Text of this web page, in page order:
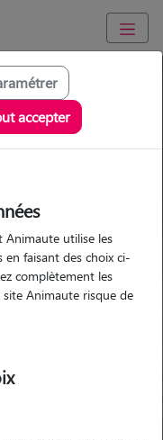
et chat en famille
à
Vergèze
accepter
Animaute utilise les
en faisant des choix ci-
complètement les
Animaute risque de